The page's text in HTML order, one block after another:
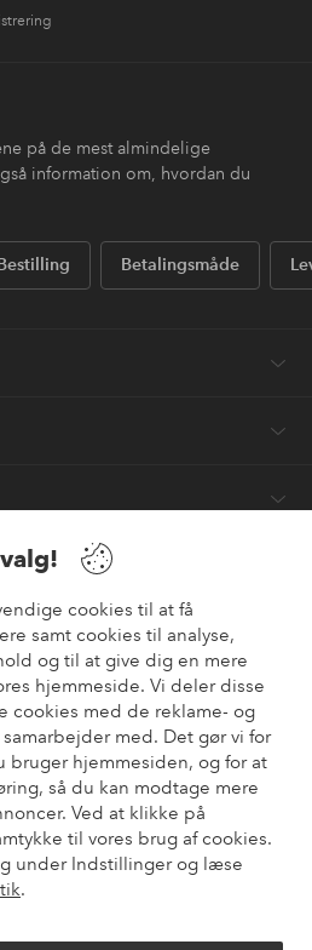
cookies til at få
samt cookies til analyse,
og til at give dig en mere
hjemmeside. Vi deler disse
cookies med de reklame- og
med. Det gør vi for
bruger hjemmesiden, og for at
så du kan modtage mere
Ved at klikke på
til vores brug af cookies.
under Indstillinger og læse
.
på de mest almindelige
information om, hvordan du
Betalingsmåde
betalinger
vores betalingsmuligheder ?